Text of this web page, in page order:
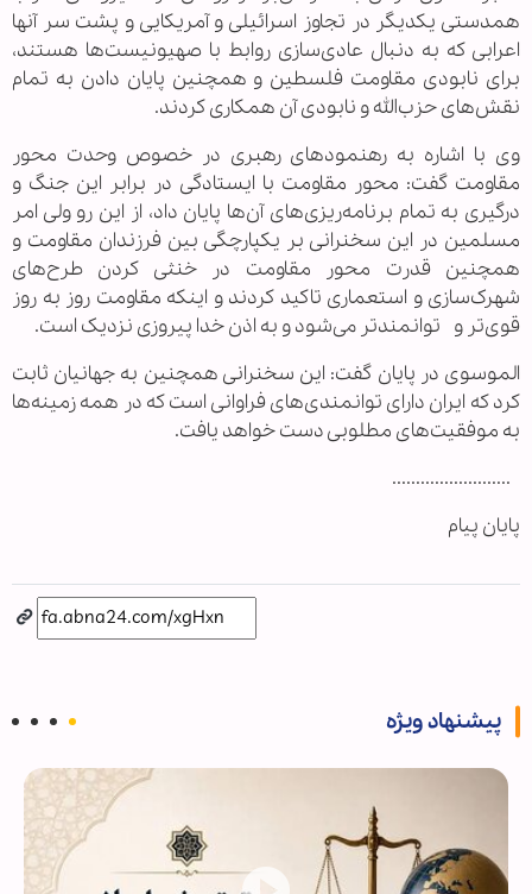
همدستی یکدیگر در تجاوز اسرائیلی و آمریکایی و پشت سر آنها
اعرابی که به دنبال عادی‌سازی روابط با صهیونیست‌ها هستند،
برای نابودی مقاومت فلسطین و همچنین پایان دادن به تمام
نقش‌های حزب‌الله و نابودی آن همکاری کردند.
وی با اشاره به رهنمودهای رهبری در خصوص وحدت محور
مقاومت گفت: محور مقاومت با ایستادگی در برابر این جنگ و
درگیری به تمام برنامه‌ریزی‌های آن‌ها پایان داد، از این رو ولی امر
مسلمین در این سخنرانی بر یکپارچگی بین فرزندان مقاومت و
همچنین قدرت محور مقاومت در خنثی کردن طرح‌های
شهرک‌سازی و استعماری تاکید کردند و اینکه مقاومت روز به روز
قوی‌تر و توانمندتر می‌شود و به اذن خدا پیروزی نزدیک است.
الموسوی در پایان گفت: این سخنرانی همچنین به جهانیان ثابت
کرد که ایران دارای توانمندی‌های فراوانی است که در همه زمینه‌ها
به موفقیت‌های مطلوبی دست خواهد یافت.
.........................
پایان پیام
پیشنهاد ویژه